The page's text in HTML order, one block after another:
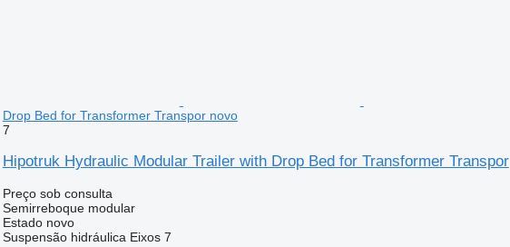
Drop Bed for Transformer Transpor novo
7
Hipotruk Hydraulic Modular Trailer with Drop Bed for Transformer Transpor
Preço sob consulta
Semirreboque modular
Estadonovo
Suspensão hidráulica Eixos 7